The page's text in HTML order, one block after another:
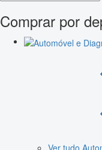
Comprar por
Ver tudo